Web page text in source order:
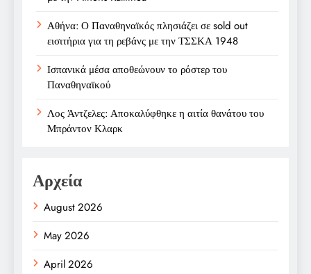
Αθήνα: Ο Παναθηναϊκός πλησιάζει σε sold out
εισιτήρια για τη ρεβάνς με την ΤΣΣΚΑ 1948
Ισπανικά μέσα αποθεώνουν το ρόστερ του
Παναθηναϊκού
Λος Άντζελες: Αποκαλύφθηκε η αιτία θανάτου του
Μπράντον Κλαρκ
Αρχεία
August 2026
May 2026
April 2026